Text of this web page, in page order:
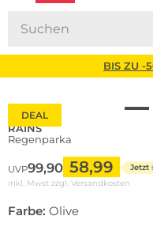
BIS ZU -
DEAL
RAINS
Regenparka
UVP99,90 58,99 Jetzt
inkl. Mwst zzgl. Versandkosten
Farbe: Olive